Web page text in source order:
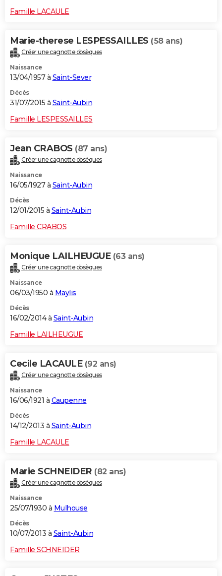
Famille LACAULE
Marie-therese LESPESSAILLES (58 ans)
Créer une cagnotte obsèques
Naissance
13/04/1957 à Saint-Sever
Décès
31/07/2015 à Saint-Aubin
Famille LESPESSAILLES
Jean CRABOS (87 ans)
Créer une cagnotte obsèques
Naissance
16/05/1927 à Saint-Aubin
Décès
12/01/2015 à Saint-Aubin
Famille CRABOS
Monique LAILHEUGUE (63 ans)
Créer une cagnotte obsèques
Naissance
06/03/1950 à Maylis
Décès
16/02/2014 à Saint-Aubin
Famille LAILHEUGUE
Cecile LACAULE (92 ans)
Créer une cagnotte obsèques
Naissance
16/06/1921 à Caupenne
Décès
14/12/2013 à Saint-Aubin
Famille LACAULE
Marie SCHNEIDER (82 ans)
Créer une cagnotte obsèques
Naissance
25/07/1930 à Mulhouse
Décès
10/07/2013 à Saint-Aubin
Famille SCHNEIDER